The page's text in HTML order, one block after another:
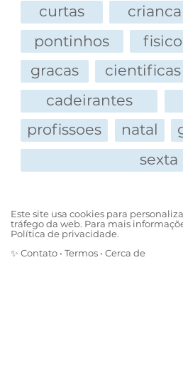
curtas
crianca
pontinhos
fisico
gracas
cientificas
cadeirantes
profissoes
natal
sexta
Este site usa cookies para
tráfego da web. Para mais
Política de privacidade.
✨ Contato • Termos • Cerca de